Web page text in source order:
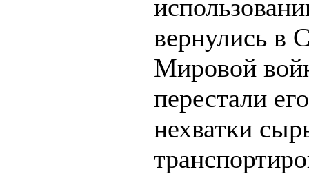
вернулись
Мировой
перестали
нехватки